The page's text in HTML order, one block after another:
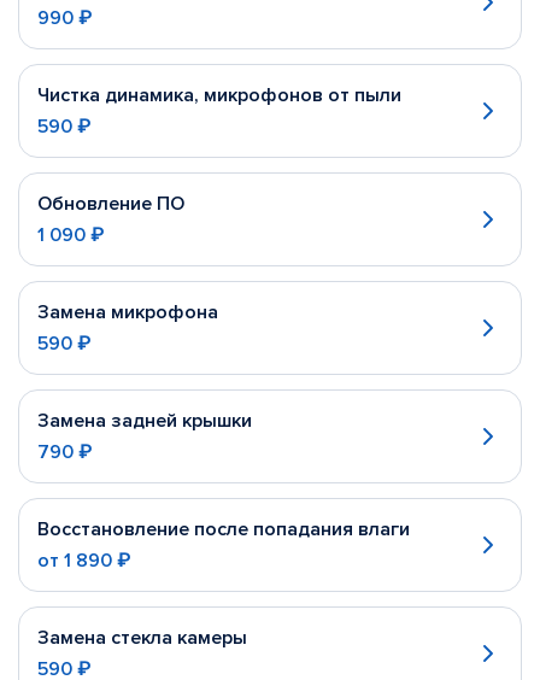
990 ₽
Чистка динамика, микрофонов от пыли
590 ₽
Обновление ПО
1 090 ₽
Замена микрофона
590 ₽
Замена задней крышки
790 ₽
Восстановление после попадания влаги
от 1 890 ₽
Замена стекла камеры
590 ₽